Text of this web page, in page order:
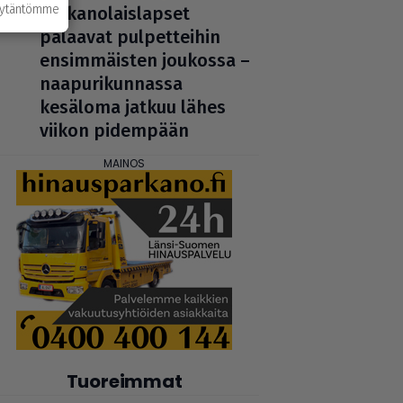
Par­ka­no­lais­lap­set
palaavat pul­pet­tei­hin
ensim­mäis­ten joukossa –
naa­pu­ri­kun­nassa
kesäloma jatkuu lähes
viikon pidempään
Tuoreimmat